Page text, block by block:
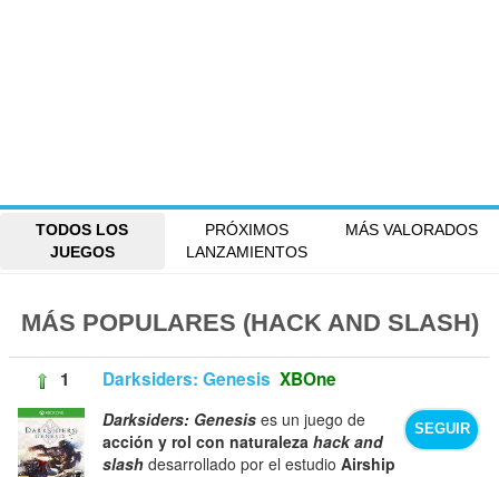
TODOS LOS
JUEGOS
PRÓXIMOS
LANZAMIENTOS
MÁS VALORADOS
MÁS POPULARES (HACK AND SLASH)
1 Darksiders: Genesis XBOne
SEGUIR
Darksiders: Genesis es un juego de
acción y rol con naturalezahack and
slash desarrollado por el estudioAirship